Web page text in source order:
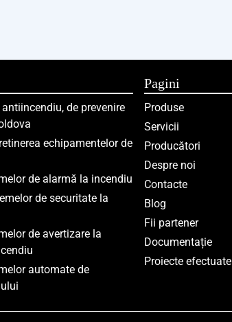
de prevenire
echipamentelor de
de alarmă la incendiu
de securitate la
de avertizare la
automate de
Pagini
Produse
Servicii
Producători
Despre noi
Contacte
Blog
Fii partener
Documentație
Proiecte efectuate